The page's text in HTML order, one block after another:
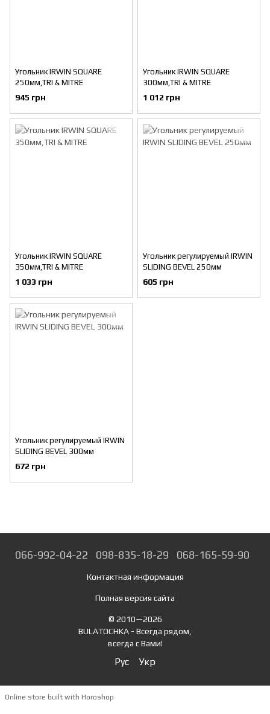
Угольник IRWIN SQUARE
250мм,TRI & MITRE
945 грн
Угольник IRWIN SQUARE
300мм,TRI & MITRE
1 012 грн
Угольник IRWIN SQUARE
350мм,TRI & MITRE
1 033 грн
Угольник регулируемый IRWIN
SLIDING BEVEL 250мм
605 грн
Угольник регулируемый IRWIN
SLIDING BEVEL 300мм
672 грн
066-992-04-22 098-835-18-29 068-165-59-90
Контактная информация
Полная версия сайта
© 2010—2026
BULATOCHKA - Всегда рядом,
всегда с Вами!
Рус Укр
Online store built with Horoshop